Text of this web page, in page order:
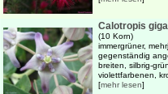
Calotropis
(10 Korn)
immergrüner,
gegenständig
breiten, silbrig-
violettfarbenen,
[mehr lesen]